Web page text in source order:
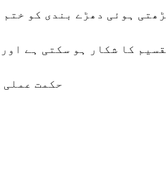
ہوئی دھڑے بندی کو ختم
کا شکار ہو سکتی ہے
حکمت عملی